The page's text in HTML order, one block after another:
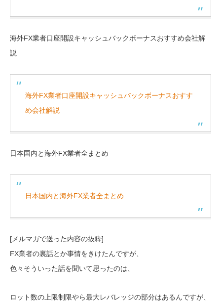
海外FX業者口座開設キャッシュバックボーナスおすすめ会社解
説
海外FX業者口座開設キャッシュバックボーナスおすす
め会社解説
日本国内と海外FX業者全まとめ
日本国内と海外FX業者全まとめ
[メルマガで送った内容の抜粋]
FX業者の裏話とか事情をきけたんですが、
色々そういった話を聞いて思ったのは、
ロット数の上限制限やら最大レバレッジの部分はあるんですが、